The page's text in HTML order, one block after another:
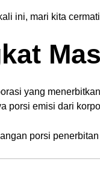
ini, mari kita
yang
porsi emisi dari
porsi